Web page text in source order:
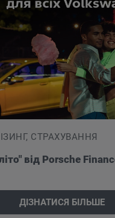
СТРАХУВАННЯ
від Porsche
ДІЗНАТИСЯ БІЛЬШЕ